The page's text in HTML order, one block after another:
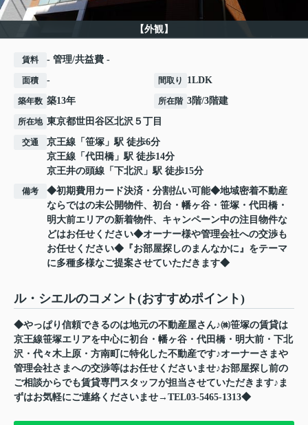
【外観】
賃料 - 管理/共益費 -
面積 - 間取り 1LDK
築年数 築13年 所在階 3階/3階建
所在地 東京都世田谷区北沢 ５丁目
交通 京王線 「 笹塚 」駅 徒歩6分
京王線 「 代田橋 」駅 徒歩14分
京王井の頭線 「 下北沢 」駅 徒歩15分
備考
◆初期費用カード決済・分割払い可能◆地域密着不動産
ならではの未公開物件、初台・幡ヶ谷・笹塚・代田橋・
明大前エリアの新着物件、キャンペーン中の注目物件な
どはお任せください◆オーナー様や管理会社への交渉も
お任せください◆『お部屋探しのまんなかに』をテーマ
に多種多様なご提案させていただきます◆
ル・シエルのコメント(おすすめポイント)
◆やっぱり信頼できるのは地元の不動産屋さん♪㈱笹塚の賃貸は
京王線笹塚エリアを中心に初台・幡ヶ谷・代田橋・明大前・下北
沢・代々木上原・方南町に特化した不動産です♪オーナーさまや
管理会社さまへの交渉等はお任せくださいませ♪お部屋探し前の
ご相談からでも賃貸専門スタッフが担当させていただきます♪ま
ずはお気軽にご連絡くださいませ→TEL03-5465-1313◆